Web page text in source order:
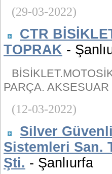
(29-03-2022)
CTR
TOPRAK -
PARÇA. AKSESUAR
(12-03-2022)
Silver
Sistemleri San.
Şti. - Şanlıurfa